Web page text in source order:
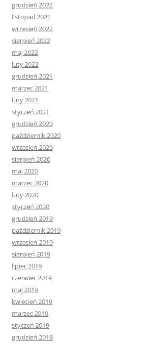
grudzień 2022
listopad 2022
wrzesień 2022
sierpień 2022
maj 2022
luty 2022
grudzień 2021
marzec 2021
luty 2021
styczeń 2021
grudzień 2020
październik 2020
wrzesień 2020
sierpień 2020
maj 2020
marzec 2020
luty 2020
styczeń 2020
grudzień 2019
październik 2019
wrzesień 2019
sierpień 2019
lipiec 2019
czerwiec 2019
maj 2019
kwiecień 2019
marzec 2019
styczeń 2019
grudzień 2018